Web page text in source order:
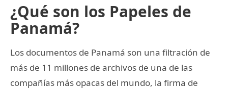
¿Qué son los Papeles de
Panamá?
Los documentos de Panamá son una filtración de
más de 11 millones de archivos de una de las
compañías más opacas del mundo, la firma de